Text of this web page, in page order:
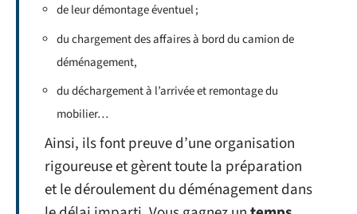
de leur démontage éventuel ;
du chargement des affaires à bord du camion de
déménagement,
du déchargement à l’arrivée et remontage du
mobilier…
Ainsi, ils font preuve d’une organisation
rigoureuse et gèrent toute la préparation
et le déroulement du déménagement dans